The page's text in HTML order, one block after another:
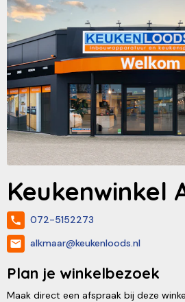
Keukenwinkel
072-5152273
alkmaar@keukenloods.nl
Plan je winkelbezoek
Maak direct een afspraak bij deze